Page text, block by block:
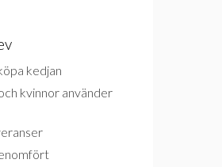
kedjan
kvinnor använder